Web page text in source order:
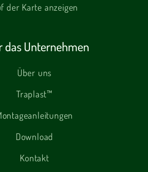
der Karte anzeigen
das Unternehmen
Über uns
Traplast™
Download
Kontakt